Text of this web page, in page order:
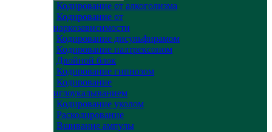
Кодирование от алкоголизма
Кодирование от
наркозависимости
Кодирование дисульфирамом
Кодирование налтрексоном
Двойной блок
Кодирование гипнозом
Кодирование
иглоукалыванием
Кодирование уколом
Раскодирование
Вшивание ампулы